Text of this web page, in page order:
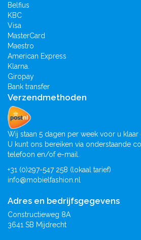
Belfius
KBC
Visa
MasterCard
Maestro
American Express
Klarna.
Giropay
Bank transfer
Verzendmethoden
Wij staan 5 dagen per week voor u klaar
U kunt ons bereiken via onderstaande
telefoon en/of e-mail.
+31 (0)297-547 258 (lokaal tarief)
info@mobielfashion.nl
Adres en bedrijfsgegevens
Constructieweg 8A
3641 SB Mijdrecht